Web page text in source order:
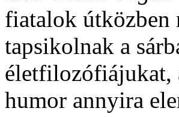
fiatalok útközben
tapsikolnak a
életfilozófiájukat,
humor annyira